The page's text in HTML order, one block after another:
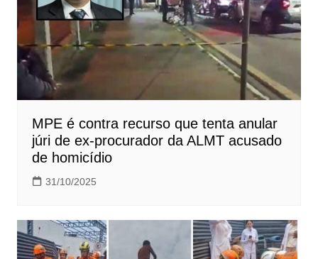
MPE é contra recurso que tenta anular
júri de ex-procurador da ALMT acusado
de homicídio
31/10/2025